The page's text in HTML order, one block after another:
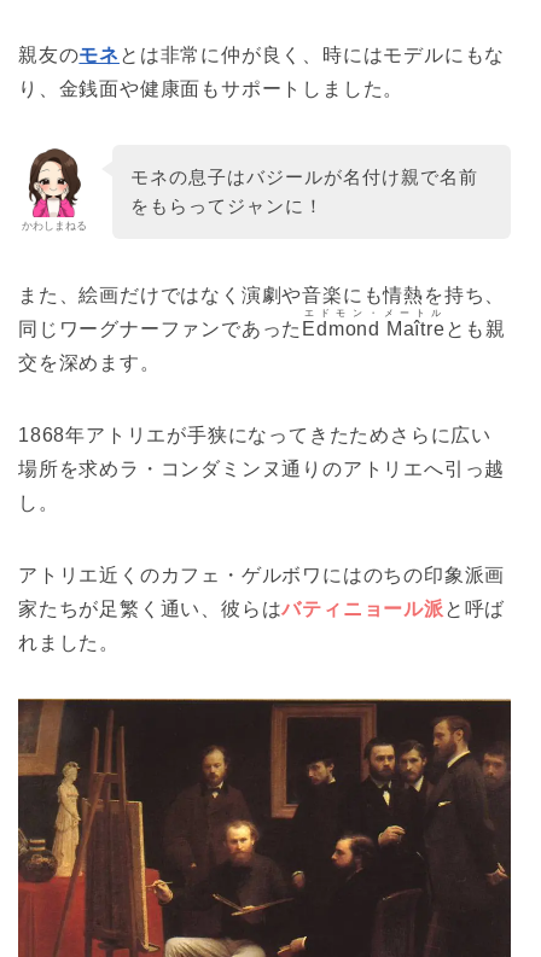
親友のモネ とは非常に仲が良く、時にはモデルにもな
り、金銭面や健康面もサポートしました。
かわしまねる
モネの息子はバジールが名付け親で名前
をもらってジャンに！
また、絵画だけではなく演劇や音楽にも情熱を持ち、
同じワーグナーファンであった Edmond Maître
エドモン・メートル
とも親
交を深めます。
1868年アトリエが手狭になってきたためさらに広い
場所を求めラ・コンダミンヌ通りのアトリエへ引っ越
し。
アトリエ近くのカフェ・ゲルボワにはのちの印象派画
家たちが足繁く通い、彼らはバティニョール派と呼ば
れました。